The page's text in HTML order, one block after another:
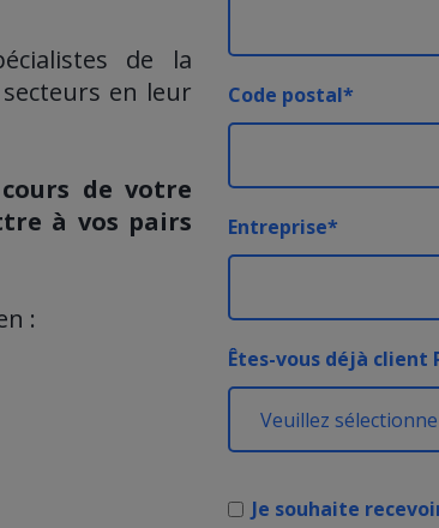
de la
en leur
de votre
à vos pairs
:
Code postal*
Entreprise*
Êtes-vous déjà client
Je souhaite